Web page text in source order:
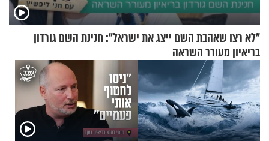
"לא רצו שאהבת השם ייצג את ישראל": חנינת השם גורדון
בריאיון מעורר השראה